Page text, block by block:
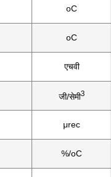
oC
oC
एचवी
जी/सेमी3
μrec
%/oC